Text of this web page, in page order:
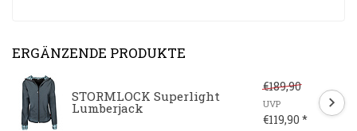
ERGÄNZENDE PRODUKTE
STORMLOCK Superlight
Lumberjack
€189,90
UVP
€119,90 *